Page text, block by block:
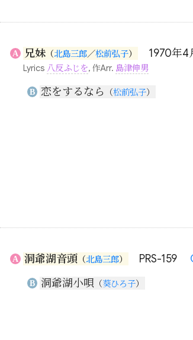
A 兄妹（北島三郎／松前弘子） 1970年4
Lyrics 八反ふじを, 作Arr. 島津伸男
B 恋をするなら （松前弘子）
A 洞爺湖音頭 （北島三郎） PRS-159
B 洞爺湖小唄 （葵ひろ子）